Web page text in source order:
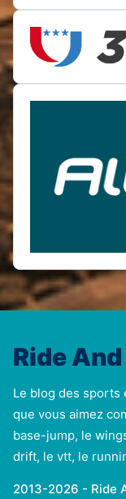
Ride
Le blog des sports
que vous aimez
base-jump, le
drift, le vtt, le
2013-2026 - Ride